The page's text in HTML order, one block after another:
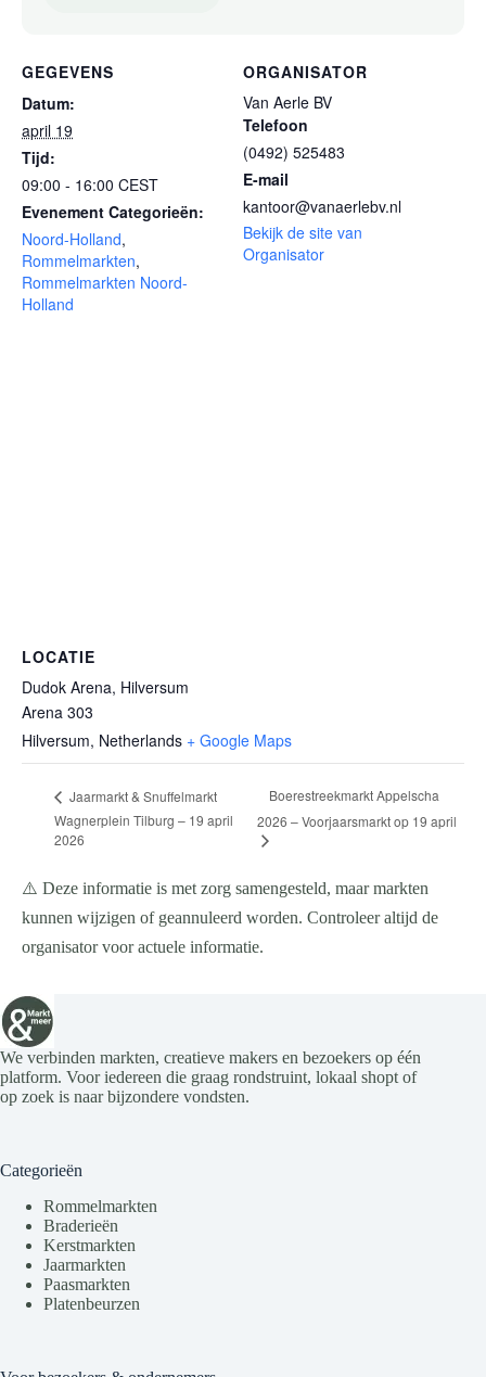
GEGEVENS
Datum:
april 19
Tijd:
09:00 - 16:00 CEST
Evenement Categorieën:
Noord-Holland,
Rommelmarkten,
Rommelmarkten Noord-
Holland
ORGANISATOR
Van Aerle BV
Telefoon
(0492) 525483
E-mail
kantoor@vanaerlebv.nl
Bekijk de site van
Organisator
LOCATIE
Dudok Arena, Hilversum
Arena 303
Hilversum, Netherlands + Google Maps
Jaarmarkt & Snuffelmarkt
Wagnerplein Tilburg – 19 april
2026
Boerestreekmarkt Appelscha
2026 – Voorjaarsmarkt op 19 april
⚠️ Deze informatie is met zorg samengesteld, maar markten
kunnen wijzigen of geannuleerd worden. Controleer altijd de
organisator voor actuele informatie.
We verbinden markten, creatieve makers en bezoekers op één
platform. Voor iedereen die graag rondstruint, lokaal shopt of
op zoek is naar bijzondere vondsten.
Categorieën
Rommelmarkten
Braderieën
Kerstmarkten
Jaarmarkten
Paasmarkten
Platenbeurzen